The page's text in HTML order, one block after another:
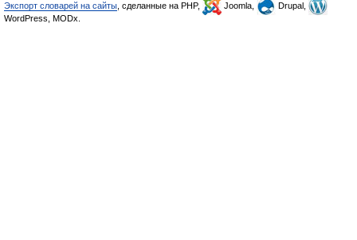
Экспорт словарей на сайты , сделанные на PHP, Joomla,
Drupal,
WordPress, MODx.